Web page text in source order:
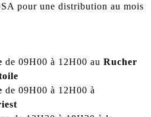
pour une distribution au mois
de 09H00 à 12H00 au Rucher
de 09H00 à 12H00 à